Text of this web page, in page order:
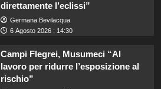
direttamente l’eclissi”
Germana Bevilacqua
6 Agosto 2026 : 14:30
Campi Flegrei, Musumeci “Al
lavoro per ridurre l’esposizione al
rischio”